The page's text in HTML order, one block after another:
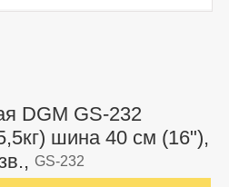
DGM GS-232
шина 40 см (16"),
GS-232